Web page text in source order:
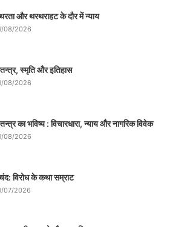
के 8, लोजपा के 2, हम और
बने।
और थरथराहट के दौर में न्याय
08/2026
स्मृति और इतिहास
08/2026
का भविष्य : विचारधारा, न्याय और नागरिक विवेक
08/2026
विरोध के कथा सम्राट
07/2026